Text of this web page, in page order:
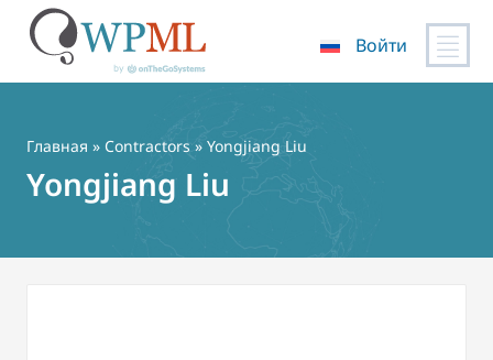
содержимому
Войти
Главная » Contractors » Yongjiang Liu
Yongjiang Liu